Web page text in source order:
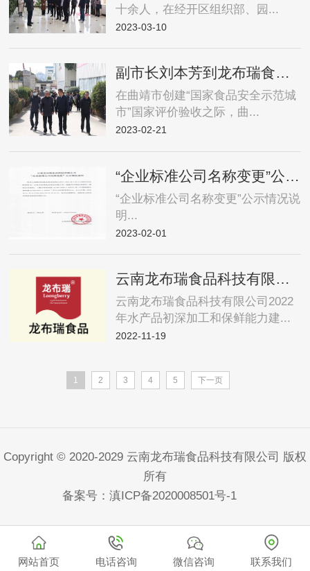
十余人，在经开区组织部、园...
2023-03-10
副市长刘本芳到龙布瑞食品检查指导工作
在曲靖市创建“国家食品安全示范城
市”国家评价验收之际，曲...
2023-02-21
“企业标准公司名称变更”公示情况说
明...
2023-02-01
云南龙布瑞食品科技有限公司2022年水产品初深加工和保鲜能力建设项目
云南龙布瑞食品科技有限公司2022
年水产品初深加工和保鲜能力建...
2022-11-19
1 2 3 4 5 下一页
Copyright © 2020-2029 云南龙布瑞食品科技有限公司 版权
所有
备案号： 滇ICP备2020008501号-1
网站首页 电话咨询 微信咨询 联系我们